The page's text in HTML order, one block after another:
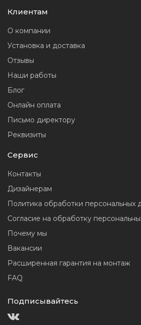
Клиентам
О компании
Установка и доставка
Отзывы
Наши работы
Блог
Онлайн оплата
Письмо директору
Реквизиты
Сервис
Контакты
Дизайнерам
Политика обработки персональных
Согласие на обработку
Почему мы
Вакансии
Расширенная гарантия на монтаж
FAQ
Подписывайтесь